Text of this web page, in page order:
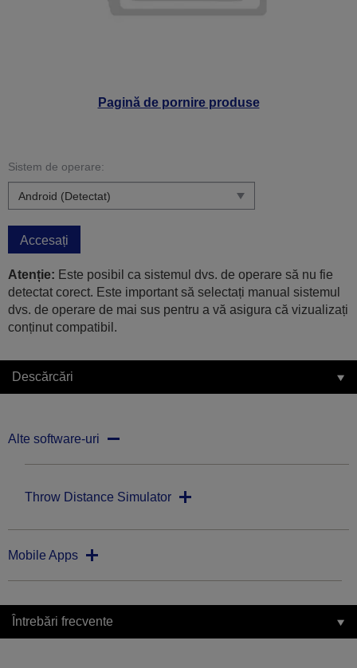
Pagină de pornire produse
Sistem de operare:
Accesați
Atenție: Este posibil ca sistemul dvs. de operare să nu fie
detectat corect. Este important să selectați manual sistemul
dvs. de operare de mai sus pentru a vă asigura că vizualizați
conținut compatibil.
Descărcări
Alte software-uri
Throw Distance Simulator
Mobile Apps
Întrebări frecvente